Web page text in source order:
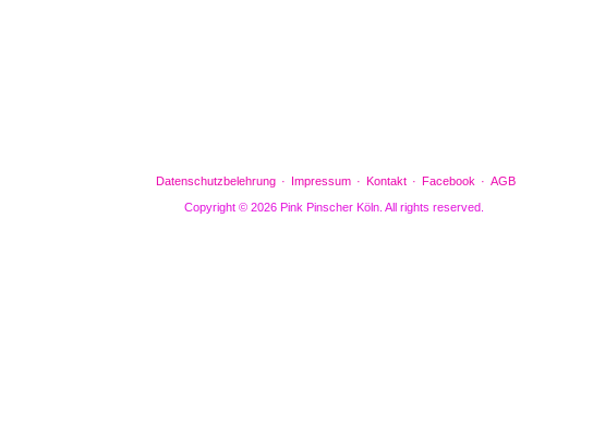
Datenschutzbelehrung Impressum Kontakt Facebook
AGB
Copyright © 2026 Pink Pinscher Köln. All rights reserved.